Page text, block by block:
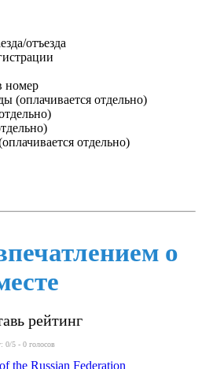
отъезда
номер
(оплачивается отдельно)
отдельно)
о
рейтинг
0/5 - 0 голосов
the Russian Federation